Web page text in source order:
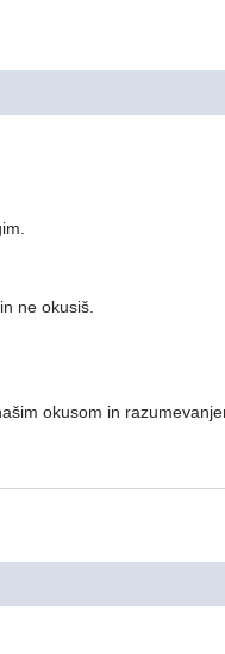
ne okusiš.
okusom in